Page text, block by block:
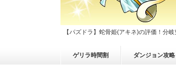
【パズドラ】蛇骨姫(アキネ)の評価！分
ゲリラ時間割 ダンジョン攻略